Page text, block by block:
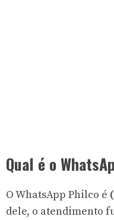
Qual é o
O WhatsApp Philco é
dele, o atendimento